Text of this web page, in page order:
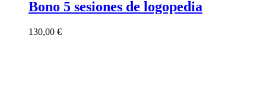
Bono 5 sesiones de logopedia
130,00 €